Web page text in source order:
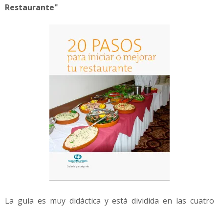
Restaurante"
La guía es muy didáctica y está dividida en las cuatro